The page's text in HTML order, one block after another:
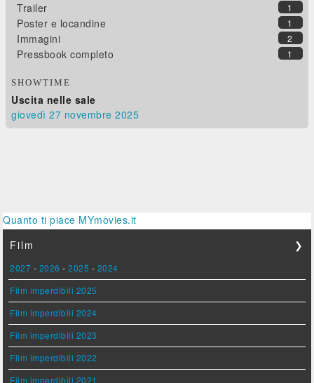
1
Trailer
1
Poster e locandine
2
Immagini
1
Pressbook completo
SHOWTIME
Uscita nelle sale
giovedì 27 novembre 2025
Quanto ti piace MYmovies.it
Film
❯
2027 - 2026 -2025 - 2024
Film imperdibili 2025
Film imperdibili 2024
Film imperdibili 2023
Film imperdibili 2022
Film imperdibili 2021